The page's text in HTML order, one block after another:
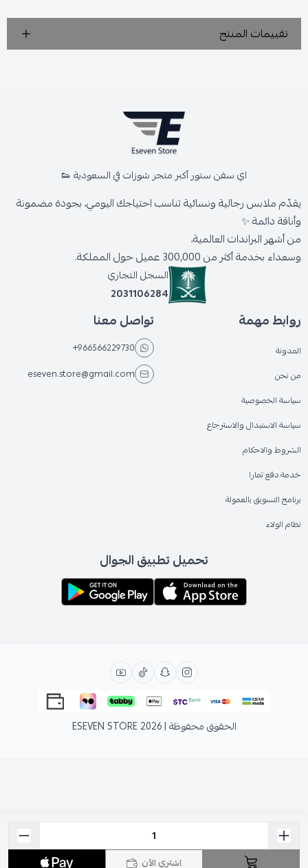
اشتري الآن
تقييمات المنتج
اي سفن ستور أكبر متجر شوزات في السعودية 👟
يقدّم ملابس رجالية ونسائية تناسب احتياجك اليومي، بجودة مضمونة
وأناقة دائمة ✨
من أشهر البراندات العالمية،
وسعداء بخدمة أكثر من 300,000 عميل حول المملكة.
السجل التجاري
2031106284
روابط مهمة
المدونة
من نحن
سياسة الخصوصية
سياسة الاستبدال والاسترجاع
الشروط والاحكام
خدمة دفع تمارا
برنامج التسويق بالعمولة
نظام الولاء
تواصل معنا
+966566229730
eseven.store@gmail.com
تحميل تطبيق الجوال
الحقوق محفوظة | 2026 ESEVEN STORE